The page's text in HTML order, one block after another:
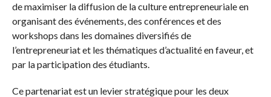
de maximiser la diffusion de la culture entrepreneuriale en
organisant des événements, des conférences et des
workshops dans les domaines diversifiés de
l’entrepreneuriat et les thématiques d’actualité en faveur, et
par la participation des étudiants.
Ce partenariat est un levier stratégique pour les deux